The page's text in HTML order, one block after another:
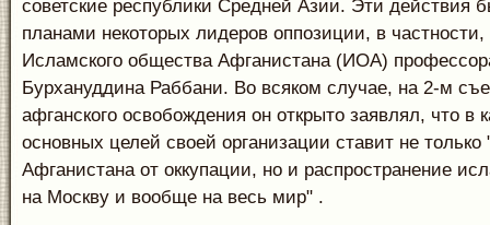
советские республики Средней Азии. Эти действия
планами некоторых лидеров оппозиции, в
Исламского общества Афганистана (ИОА)
Бурхануддина Раббани. Во всяком случае, на 2-м
афганского освобождения он открыто заявлял, что в
основных целей своей организации ставит не
Афганистана от оккупации, но и распространение
на Москву и вообще на весь мир" .